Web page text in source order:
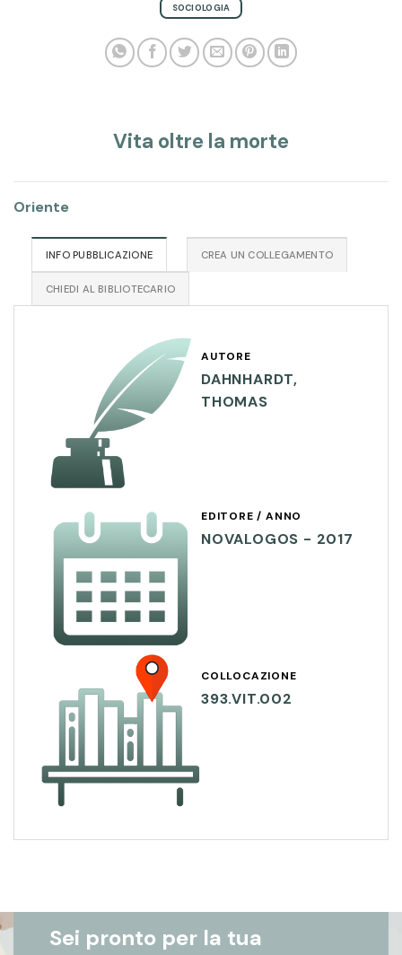
SOCIOLOGIA
Vita oltre la morte
Oriente
INFO PUBBLICAZIONE CREA UN COLLEGAMENTO
CHIEDI AL BIBLIOTECARIO
AUTORE
DAHNHARDT,
THOMAS
EDITORE / ANNO
NOVALOGOS - 2017
COLLOCAZIONE
393.VIT.002
Sei pronto per la tua